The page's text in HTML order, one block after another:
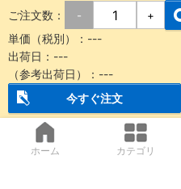
ご注文数： - +
単価（税別）： ---
出荷日： ---
（参考出荷日）： ---
今すぐ注文
ホーム カテゴリ